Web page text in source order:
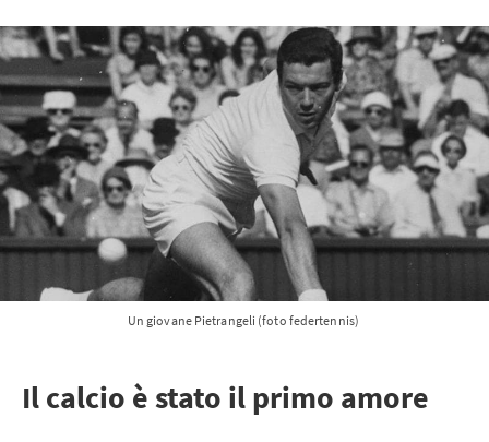
Un giovane Pietrangeli (foto federtennis)
Il calcio è stato il primo amore